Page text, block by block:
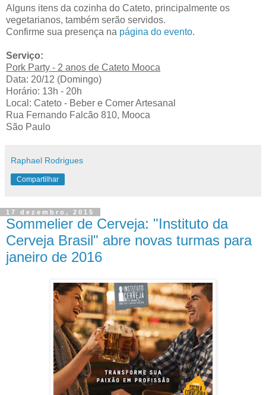
Alguns itens da cozinha do Cateto, principalmente os
vegetarianos, também serão servidos.
Confirme sua presença na página do evento.
Serviço:
Pork Party - 2 anos de Cateto Mooca
Data: 20/12 (Domingo)
Horário: 13h - 20h
Local: Cateto - Beber e Comer Artesanal
Rua Fernando Falcão 810, Mooca
São Paulo
Raphael Rodrigues
Compartilhar
17 dezembro, 2015
Sommelier de Cerveja: "Instituto da
Cerveja Brasil" abre novas turmas para
janeiro de 2016